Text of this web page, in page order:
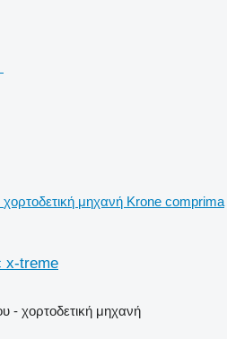
χορτοδετική μηχανή Krone comprima
x-treme
- χορτοδετική μηχανή